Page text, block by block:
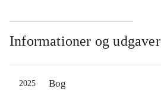
Informationer og udgaver
2025 Bog